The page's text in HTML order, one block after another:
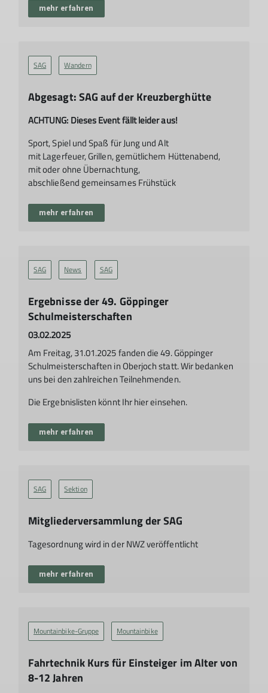
mehr erfahren
SAG Wandern
Abgesagt: SAG auf der Kreuzberghütte
ACHTUNG: Dieses Event fällt leider aus!
Sport, Spiel und Spaß für Jung und Alt
mit Lagerfeuer, Grillen, gemütlichem Hüttenabend,
mit oder ohne Übernachtung,
abschließend gemeinsames Frühstück
mehr erfahren
SAG News SAG
Ergebnisse der 49. Göppinger
Schulmeisterschaften
03.02.2025
Am Freitag, 31.01.2025 fanden die 49. Göppinger
Schulmeisterschaften in Oberjoch statt. Wir bedanken
uns bei den zahlreichen Teilnehmenden.
Die Ergebnislisten könnt Ihr hier einsehen.
mehr erfahren
SAG Sektion
Mitgliederversammlung der SAG
Tagesordnung wird in der NWZ veröffentlicht
mehr erfahren
Mountainbike-Gruppe Mountainbike
Fahrtechnik Kurs für Einsteiger im Alter von
8-12 Jahren